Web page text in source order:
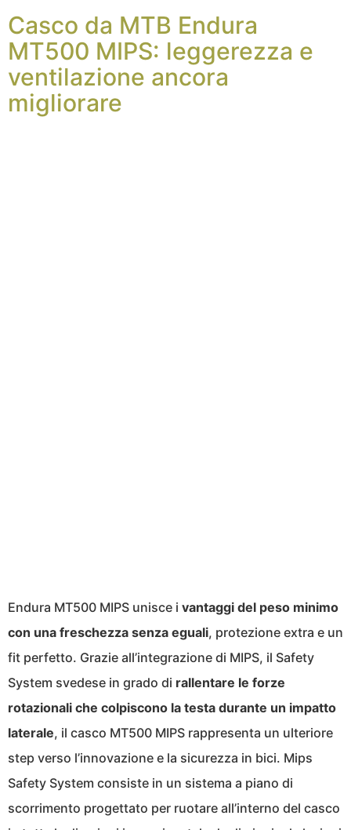
Casco da MTB Endura
MT500 MIPS: leggerezza e
ventilazione ancora
migliorare
Endura MT500 MIPS unisce i vantaggi del peso minimo
con una freschezza senza eguali, protezione extra e un
fit perfetto. Grazie all’integrazione di MIPS, il Safety
System svedese in grado di rallentare le forze
rotazionali che colpiscono la testa durante un impatto
laterale, il casco MT500 MIPS rappresenta un ulteriore
step verso l’innovazione e la sicurezza in bici. Mips
Safety System consiste in un sistema a piano di
scorrimento progettato per ruotare all’interno del casco